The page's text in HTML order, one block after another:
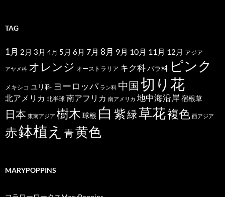
TAG
1月 2月 3月 4月 5月 6月 7月 8月 9月 10月 11月 12月 アジア
アヤメ科 オレンジ オーストラリア キク科バラ科 ピンク
メキシコ ユリ科 ヨーロッパ ラン科 中国切り花
北アメリカ 北半球 南アフリカ 南アメリカ 地中海沿岸 宿根草
日本 東南アジア 樹木 球根 白 紫緑草花複色 西アジア
赤鉢植え 青黄色
MARYPOPPINS